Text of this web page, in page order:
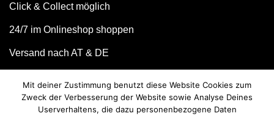
Click & Collect möglich
24/7 im Onlineshop shoppen
Versand nach AT & DE
Mit deiner Zustimmung benutzt diese Website Cookies zum
Zweck der Verbesserung der Website sowie Analyse Deines
Userverhaltens, die dazu personenbezogene Daten